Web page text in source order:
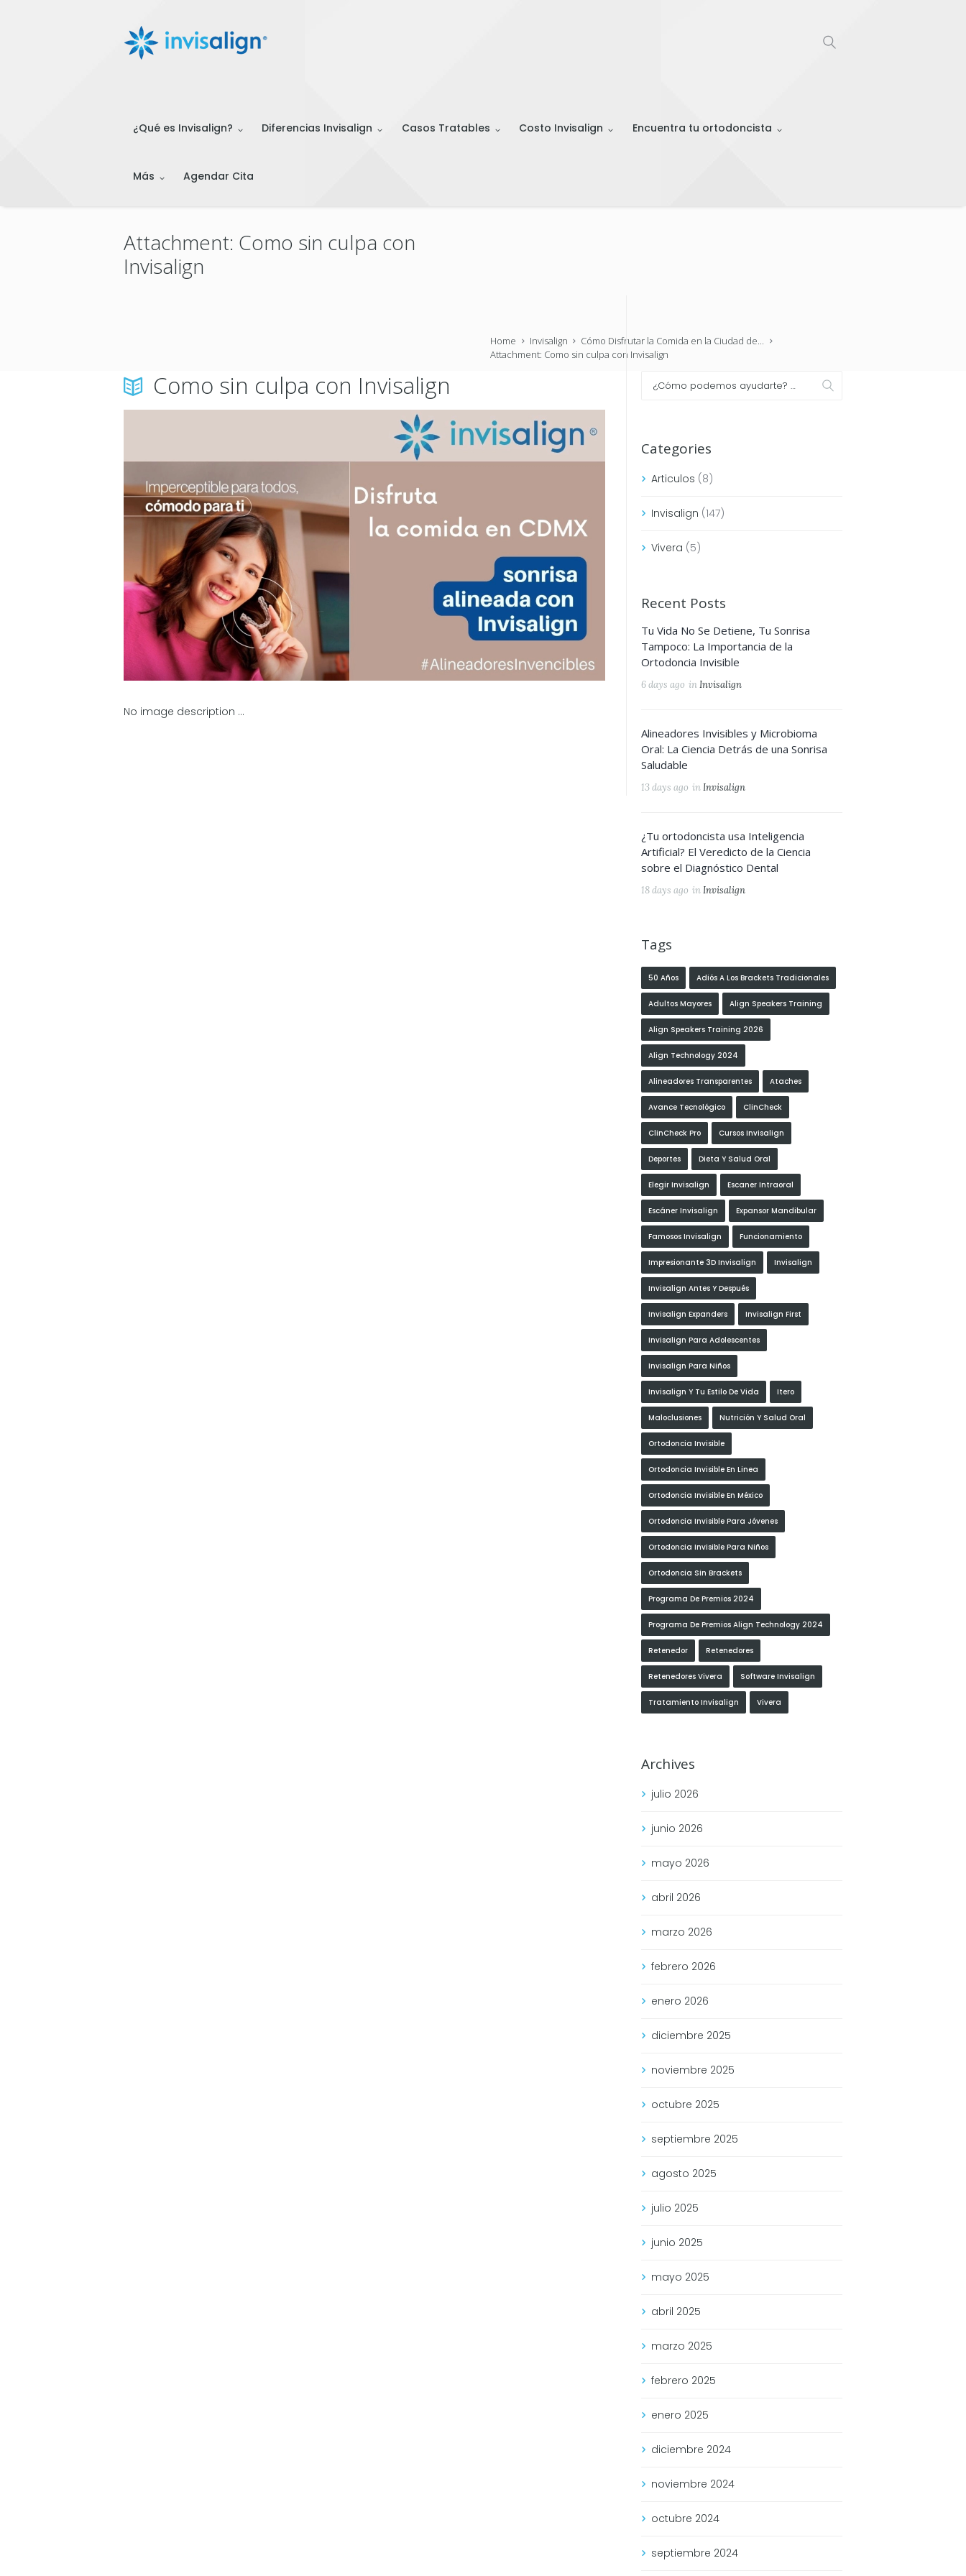
¿Qué es Invisalign? Diferencias Invisalign Casos Tratables Costo Invisalign Encuentra tu ortodoncista
Más Agendar Cita
Attachment: Como sin culpa con
Invisalign
Home Invisalign
Cómo Disfrutar la Comida en la Ciudad de...
Attachment: Como sin culpa con Invisalign
Como sin culpa con Invisalign
No image description ...
Categories
Articulos (8)
Invisalign (147)
Vivera (5)
Recent Posts
Tu Vida No Se Detiene, Tu Sonrisa
Tampoco: La Importancia de la
Ortodoncia Invisible
6 days ago inInvisalign
Alineadores Invisibles y Microbioma
Oral: La Ciencia Detrás de una Sonrisa
Saludable
13 days ago inInvisalign
¿Tu ortodoncista usa Inteligencia
Artificial? El Veredicto de la Ciencia
sobre el Diagnóstico Dental
18 days ago inInvisalign
Tags
50 Años Adiós A Los Brackets Tradicionales
Adultos Mayores Align Speakers Training
Align Speakers Training 2026
Align Technology 2024
Alineadores Transparentes Ataches
Avance Tecnológico ClinCheck
ClinCheck Pro Cursos Invisalign
Deportes Dieta Y Salud Oral
Elegir Invisalign Escaner Intraoral
Escáner Invisalign Expansor Mandibular
Famosos Invisalign Funcionamiento
Impresionante 3D Invisalign Invisalign
Invisalign Antes Y Después
Invisalign Expanders Invisalign First
Invisalign Para Adolescentes
Invisalign Para Niños
Invisalign Y Tu Estilo De Vida Itero
Maloclusiones Nutrición Y Salud Oral
Ortodoncia Invisible
Ortodoncia Invisible En Linea
Ortodoncia Invisible En México
Ortodoncia Invisible Para Jóvenes
Ortodoncia Invisible Para Niños
Ortodoncia Sin Brackets
Programa De Premios 2024
Programa De Premios Align Technology 2024
Retenedor Retenedores
Retenedores Vivera Software Invisalign
Tratamiento Invisalign Vivera
Archives
julio 2026
junio 2026
mayo 2026
abril 2026
marzo 2026
febrero 2026
enero 2026
diciembre 2025
noviembre 2025
octubre 2025
septiembre 2025
agosto 2025
julio 2025
junio 2025
mayo 2025
abril 2025
marzo 2025
febrero 2025
enero 2025
diciembre 2024
noviembre 2024
octubre 2024
septiembre 2024